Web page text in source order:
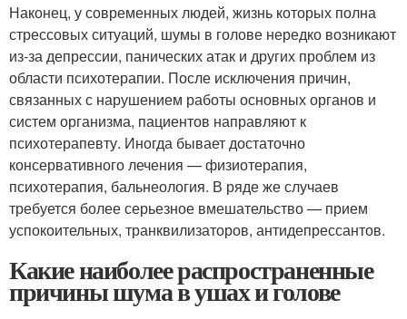
Наконец, у современных людей, жизнь которых полна
стрессовых ситуаций, шумы в голове нередко возникают
из-за депрессии, панических атак и других проблем из
области психотерапии. После исключения причин,
связанных с нарушением работы основных органов и
систем организма, пациентов направляют к
психотерапевту. Иногда бывает достаточно
консервативного лечения — физиотерапия,
психотерапия, бальнеология. В ряде же случаев
требуется более серьезное вмешательство — прием
успокоительных, транквилизаторов, антидепрессантов.
Какие наиболее распространенные
причины шума в ушах и голове